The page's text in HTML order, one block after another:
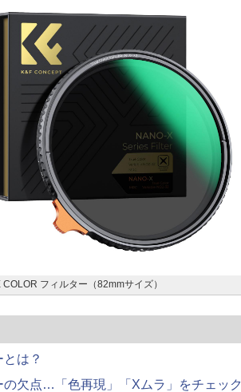
フィルター（82mmサイズ）
は？
欠点…「色再現」「Xムラ」をチェック